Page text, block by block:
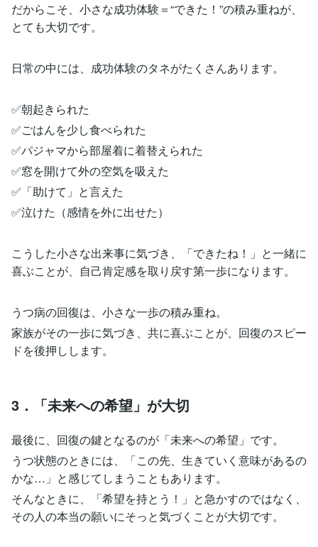
だからこそ、小さな成功体験＝“できた！”の積み重ねが、
とても大切です。
日常の中には、成功体験のタネがたくさんあります。
✅朝起きられた
✅ごはんを少し食べられた
✅パジャマから部屋着に着替えられた
✅窓を開けて外の空気を吸えた
✅「助けて」と言えた
✅泣けた（感情を外に出せた）
こうした小さな出来事に気づき、「できたね！」と一緒に
喜ぶことが、自己肯定感を取り戻す第一歩になります。
うつ病の回復は、小さな一歩の積み重ね。
家族がその一歩に気づき、共に喜ぶことが、回復のスピー
ドを後押しします。
3．「未来への希望」が大切
最後に、回復の鍵となるのが「未来への希望」です。
うつ状態のときには、「この先、生きていく意味があるの
かな…」と感じてしまうこともあります。
そんなときに、「希望を持とう！」と急かすのではなく、
その人の本当の願いにそっと気づくことが大切です。